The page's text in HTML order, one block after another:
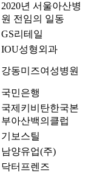
2020년 서울아산병
원 전임의 일동
GS리테일
IOU성형외과
강동미즈여성병원
국민은행
국제키비탄한국본
부아산백의클럽
기보스틸
남양유업(주)
닥터프렌즈